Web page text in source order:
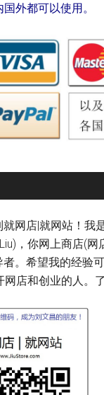
外都可以使用。
网店|就网站！我
，你网上商店(网
者。希望我的经验
店和创业的人。